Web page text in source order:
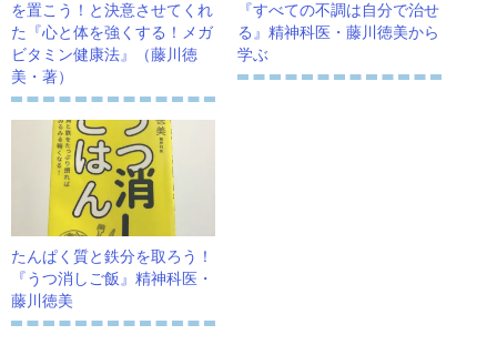
を置こう！と決意させてくれ
た『心と体を強くする！メガ
ビタミン健康法』（藤川徳
美・著）
『すべての不調は自分で治せ
る』精神科医・藤川徳美から
学ぶ
たんぱく質と鉄分を取ろう！
『うつ消しご飯』精神科医・
藤川徳美